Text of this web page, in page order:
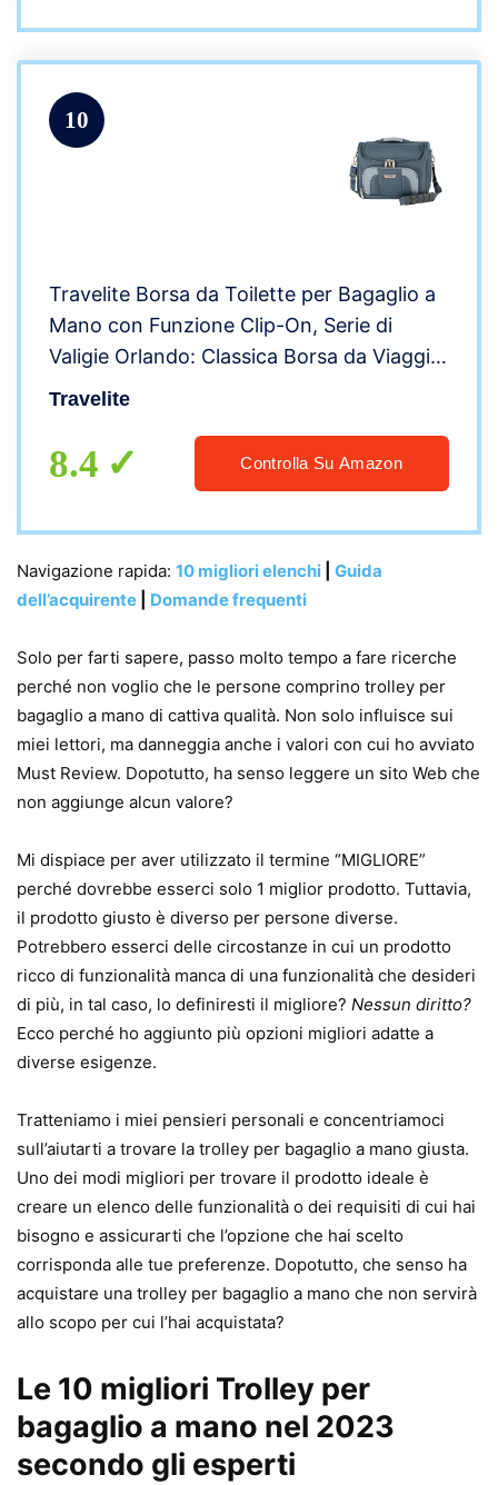
10
Travelite Borsa da Toilette per Bagaglio a
Mano con Funzione Clip-On, Serie di
Valigie Orlando: Classica Borsa da Viaggio
Morbida dal Design Senza Tempo,
Travelite
8.4 Controlla Su Amazon
Navigazione rapida: 10 migliori elenchi
Guida
dell’acquirente
Domande frequenti
Solo per farti sapere, passo molto tempo a fare ricerche
perché non voglio che le persone comprino trolley per
bagaglio a mano di cattiva qualità. Non solo influisce sui
miei lettori, ma danneggia anche i valori con cui ho avviato
Must Review. Dopotutto, ha senso leggere un sito Web che
non aggiunge alcun valore?
Mi dispiace per aver utilizzato il termine “MIGLIORE”
perché dovrebbe esserci solo 1 miglior prodotto. Tuttavia,
il prodotto giusto è diverso per persone diverse.
Potrebbero esserci delle circostanze in cui un prodotto
ricco di funzionalità manca di una funzionalità che desideri
di più, in tal caso, lo definiresti il ​​migliore? Nessun diritto?
Ecco perché ho aggiunto più opzioni migliori adatte a
diverse esigenze.
Tratteniamo i miei pensieri personali e concentriamoci
sull’aiutarti a trovare la trolley per bagaglio a mano giusta.
Uno dei modi migliori per trovare il prodotto ideale è
creare un elenco delle funzionalità o dei requisiti di cui hai
bisogno e assicurarti che l’opzione che hai scelto
corrisponda alle tue preferenze. Dopotutto, che senso ha
acquistare una trolley per bagaglio a mano che non servirà
allo scopo per cui l’hai acquistata?
Le 10 migliori Trolley per
bagaglio a mano nel 2023
secondo gli esperti